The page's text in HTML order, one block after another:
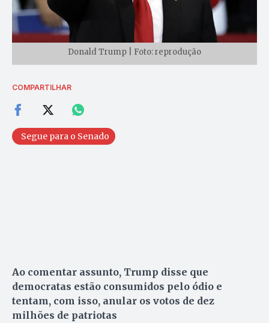
Donald Trump | Foto: reprodução
COMPARTILHAR
Segue para o Senado
Ao comentar assunto, Trump disse que
democratas estão consumidos pelo ódio e
tentam, com isso, anular os votos de dez
milhões de patriotas